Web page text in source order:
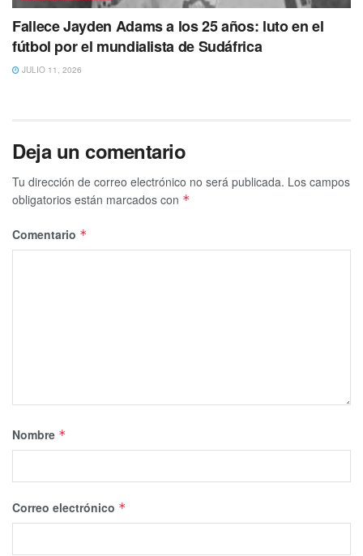
Fallece Jayden Adams a los 25 años: luto en el
fútbol por el mundialista de Sudáfrica
JULIO 11, 2026
Deja un comentario
Tu dirección de correo electrónico no será publicada. Los campos
obligatorios están marcados con *
Comentario *
Nombre *
Correo electrónico *